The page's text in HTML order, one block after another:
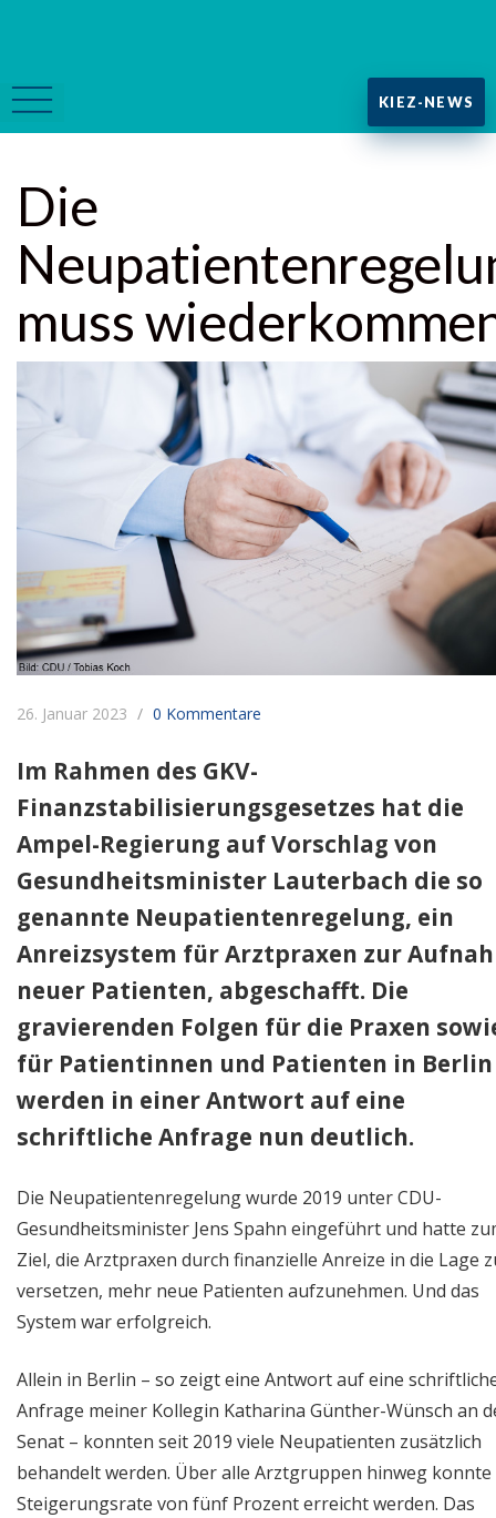
KIEZ-NEWS
Die
muss
26. Januar 2023 0 Kommentare
Im Rahmen des GKV-
Finanzstabilisierungsgesetzes hat die
Ampel-Regierung auf Vorschlag von
Gesundheitsminister Lauterbach die so
genannte Neupatientenregelung, ein
Anreizsystem für Arztpraxen zur
neuer Patienten, abgeschafft. Die
gravierenden Folgen für die Praxen
für Patientinnen und Patienten in Berlin
werden in einer Antwort auf eine
schriftliche Anfrage nun deutlich.
Die Neupatientenregelung wurde 2019 unter CDU-
Gesundheitsminister Jens Spahn eingeführt und hatte
Ziel, die Arztpraxen durch finanzielle Anreize in die Lage
versetzen, mehr neue Patienten aufzunehmen. Und das
System war erfolgreich.
Allein in Berlin – so zeigt eine Antwort auf eine
Anfrage meiner Kollegin Katharina Günther-Wünsch an
Senat – konnten seit 2019 viele Neupatienten zusätzlich
behandelt werden. Über alle Arztgruppen hinweg konnte
Steigerungsrate von fünf Prozent erreicht werden. Das